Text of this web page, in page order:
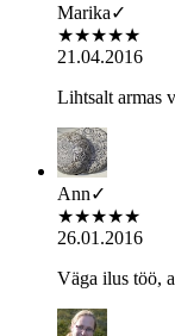
Marika✓
★★★★★
21.04.2016
Lihtsalt armas
Ann✓
★★★★★
26.01.2016
Väga ilus töö,